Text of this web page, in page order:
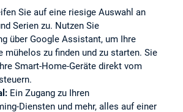
Sie auf eine riesige Auswahl an
Serien zu. Nutzen Sie
über Google Assistant, um Ihre
mühelos zu finden und zu starten. Sie
Smart-Home-Geräte direkt vom
Ein Zugang zu Ihren
Diensten und mehr, alles auf einer